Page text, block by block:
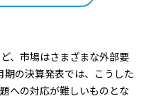
、市場はさまざまな外部要
の決算発表では、こうした
への対応が難しいものとな